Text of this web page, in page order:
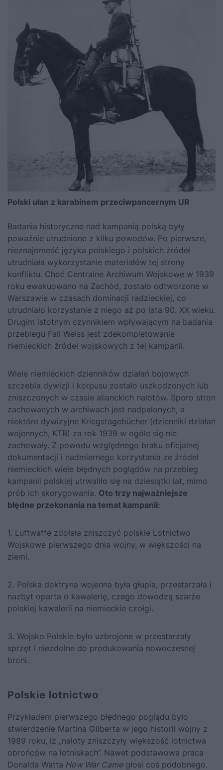
Polski ułan z karabinem przeciwpancernym UR
Badania historyczne nad kampanią polską były
poważnie utrudnione z kilku powodów. Po pierwsze,
nieznajomość języka polskiego i polskich źródeł
utrudniała wykorzystanie materiałów tej strony
konfliktu. Choć Centralne Archiwum Wojskowe w 1939
roku ewakuowano na Zachód, zostało odtworzone w
Warszawie w czasach dominacji radzieckiej, co
utrudniało korzystanie z niego aż po lata 90. XX wieku.
Drugim istotnym czynnikiem wpływającym na badania
przebiegu Fall Weiss jest zdekompletowanie
niemieckich źródeł wojskowych z tej kampanii.
Wiele niemieckich dzienników działań bojowych
szczebla dywizji i korpusu zostało uszkodzonych lub
zniszczonych w czasie alianckich nalotów. Sporo stron
zachowanych w archiwach jest nadpalonych, a
niektóre dywizyjne Kriegstagebücher (dzienniki działań
wojennych, KTB) za rok 1939 w ogóle się nie
zachowały. Z powodu względnego braku oficjalnej
dokumentacji i nadmiernego korzystania ze źródeł
niemieckich wiele błędnych poglądów na przebieg
kampanii polskiej utrwaliło się na dziesiątki lat, mimo
prób ich skorygowania. Oto trzy najważniejsze
błędne przekonania na temat kampanii:
1. Luftwaffe zdołała zniszczyć polskie Lotnictwo
Wojskowe pierwszego dnia wojny, w większości na
ziemi.
2. Polska doktryna wojenna była głupia, przestarzała i
nazbyt oparta o kawalerię, czego dowodzą szarże
polskiej kawalerii na niemieckie czołgi.
3. Wojsko Polskie było uzbrojone w przestarzały
sprzęt i niezdolne do produkowania nowoczesnej
broni.
Polskie lotnictwo
Przykładem pierwszego błędnego poglądu było
stwierdzenie Martina Gilberta w jego historii wojny z
1989 roku, iż „naloty zniszczyły większość lotnictwa
obrońców na lotniskach”. Nawet podstawowa praca
Donalda Watta How War Camegłosi coś podobnego.